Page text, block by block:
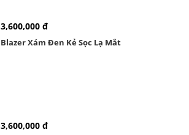
3,600,000 đ
Blazer Xám Đen Kẻ Sọc Lạ Mắt
3,600,000 đ